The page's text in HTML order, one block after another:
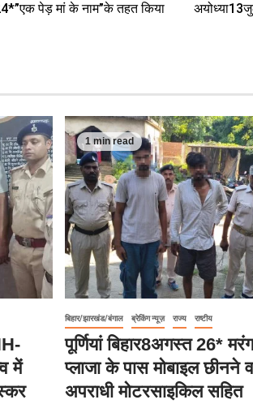
पेड़ मां के नाम”के तहत किया
में
1 min read
बिहार/झारखंड/बंगाल ब्रेकिंग न्यूज़ राज्य राष्टीय
पूर्णियां बिहार8अगस्त 26*
प्लाजा के पास मोबाइल छीनने
अपराधी मोटरसाइकिल सहित